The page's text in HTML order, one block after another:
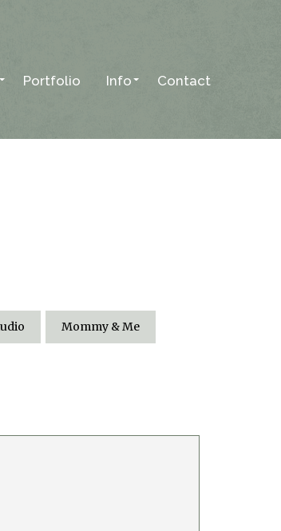
Portfolio Info Contact
Mommy & Me